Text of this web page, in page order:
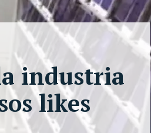
industria
likes